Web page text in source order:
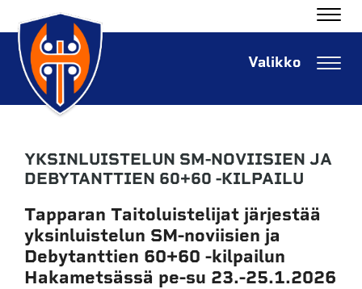
YKSINLUISTELUN SM-NOVIISIEN JA
DEBYTANTTIEN 60+60 -KILPAILU
Tapparan Taitoluistelijat järjestää
yksinluistelun SM-noviisien ja
Debytanttien 60+60 -kilpailun
Hakametsässä pe-su 23.-25.1.2026